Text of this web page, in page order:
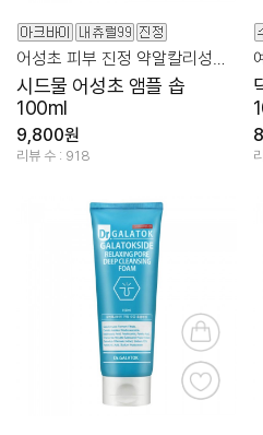
시드물 어성초 앰플 솝
100ml
9,800원
리뷰 수 : 918